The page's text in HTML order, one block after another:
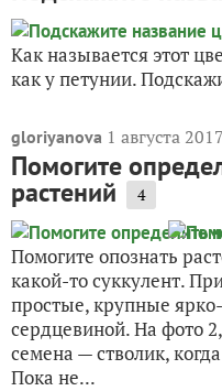
Как называется этот
как у петунии.
gloriyanova 1 августа
Помогите
растений 4
Помогите опознать
какой-то суккулент.
простые, крупные
сердцевиной. На фото
семена — стволик,
Пока не...